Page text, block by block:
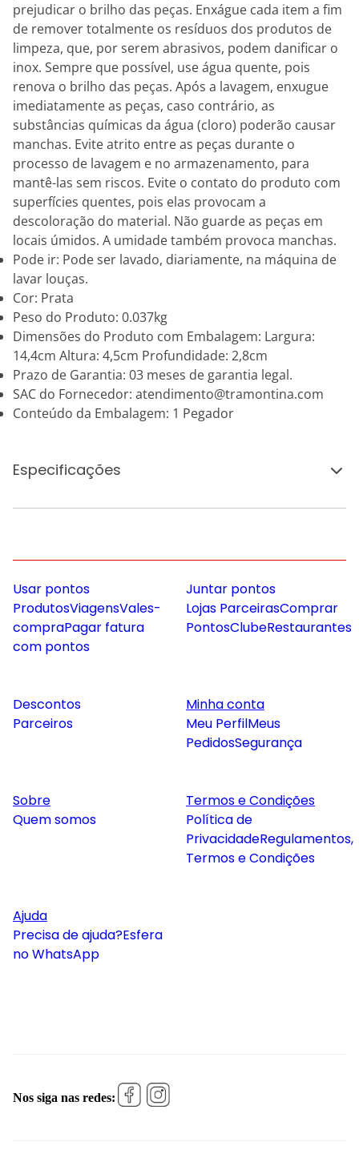
prejudicar o brilho das peças. Enxágue cada item a fim
de remover totalmente os resíduos dos produtos de
limpeza, que, por serem abrasivos, podem danificar o
inox. Sempre que possível, use água quente, pois
renova o brilho das peças. Após a lavagem, enxugue
imediatamente as peças, caso contrário, as
substâncias químicas da água (cloro) poderão causar
manchas. Evite atrito entre as peças durante o
processo de lavagem e no armazenamento, para
mantê-las sem riscos. Evite o contato do produto com
superfícies quentes, pois elas provocam a
descoloração do material. Não guarde as peças em
locais úmidos. A umidade também provoca manchas.
Pode ir: Pode ser lavado, diariamente, na máquina de
lavar louças.
Cor: Prata
Peso do Produto: 0.037kg
Dimensões do Produto com Embalagem: Largura:
14,4cm Altura: 4,5cm Profundidade: 2,8cm
Prazo de Garantia: 03 meses de garantia legal.
SAC do Fornecedor: atendimento@tramontina.com
Conteúdo da Embalagem: 1 Pegador
Especificações
Usar pontos
ProdutosViagensVales-
compraPagar fatura
com pontos
Juntar pontos
Lojas ParceirasComprar
PontosClubeRestaurantes
Descontos
Parceiros
Minha conta
Meu PerfilMeus
PedidosSegurança
Sobre
Quem somos
Termos e Condições
Política de
PrivacidadeRegulamentos,
Termos e Condições
Ajuda
Precisa de ajuda?Esfera
no WhatsApp
Nos siga nas redes: